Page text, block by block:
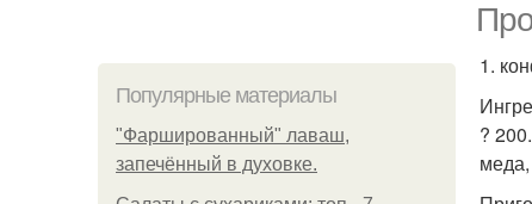
Популярные материалы
"Фаршированный" лаваш,
запечённый в духовке.
1.
?